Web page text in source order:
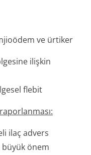
ve ürtiker
ilişkin
flebit
ilaç advers
büyük önem